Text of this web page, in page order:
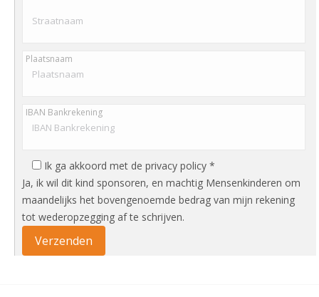
Plaatsnaam
IBAN Bankrekening
Ik ga akkoord met de privacy policy *
Ja, ik wil dit kind sponsoren, en machtig Mensenkinderen om
maandelijks het bovengenoemde bedrag van mijn rekening
tot wederopzegging af te schrijven.